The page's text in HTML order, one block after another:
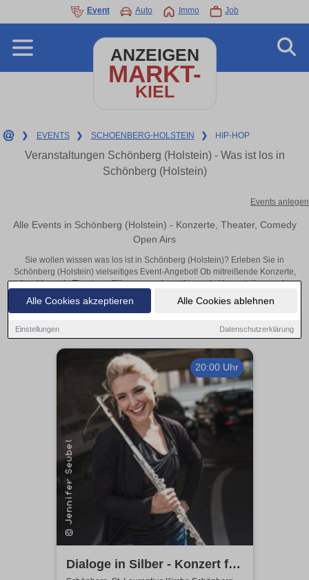
Alle Cookies akzeptieren Alle Cookies ablehnen
Einstellungen Datenschutzerklärung
Event Auto Immo Job
ANZEIGEN
MARKT-
KIEL
❯ EVENTS ❯ SCHOENBERG-HOLSTEIN ❯ HIP-HOP
Veranstaltungen Schönberg (Holstein) - Was ist los in
Schönberg (Holstein)
Events anlegen
Alle Events in Schönberg (Holstein) - Konzerte, Theater, Comedy
Open Airs
Sie wollen wissen was los ist in Schönberg (Holstein)? Erleben Sie in
Schönberg (Holstein) vielseitiges Event-Angebot! Ob mitreißende Konzerte,
inspirierende Theateraufführungen oder aufregende Veranstaltungen in
Schönberg (Holstein) – hier finden alles im Überblick und Tickets.
20:00 Uhr
Dialoge in Silber - Konzert für